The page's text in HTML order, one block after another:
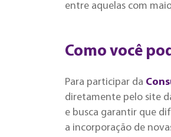
entre aquelas com
Como você
Para participar da
diretamente pelo site
e busca garantir que
a incorporação de